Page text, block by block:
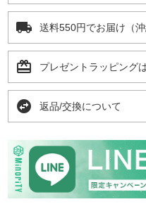
local_shipping 送料550円でお届け（沖
card_giftcard プレゼントラッピング
swap_horizontal_circle 返品/交換について